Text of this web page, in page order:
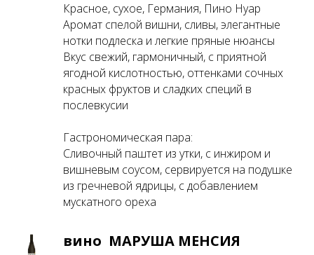
Красное, сухое, Германия, Пино Нуар
Аромат спелой вишни, сливы, элегантные
нотки подлеска и легкие пряные нюансы
Вкус свежий, гармоничный, с приятной
ягодной кислотностью, оттенками сочных
красных фруктов и сладких специй в
послевкусии
Гастрономическая пара:
Сливочный паштет из утки, с инжиром и
вишневым соусом, сервируется на подушке
из гречневой ядрицы, с добавлением
мускатного ореха
вино МАРУША МЕНСИЯ